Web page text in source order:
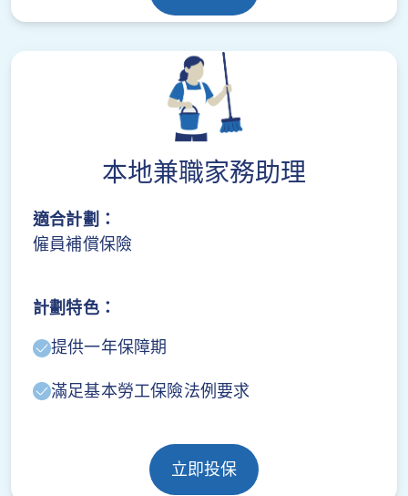
本地兼職家務助理
適合計劃：
僱員補償保險
計劃特色：
提供一年保障期
滿足基本勞工保險法例要求
立即投保